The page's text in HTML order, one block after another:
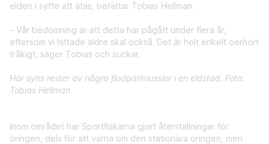
elden i syfte att ätas, berättar Tobias Hellman.
– Vår bedömning är att detta har pågått under flera år,
eftersom vi hittade äldre skal också. Det är helt enkelt oerhört
tråkigt, säger Tobias och suckar.
Här syns rester av några flodpärlmusslor i en eldstad. Foto:
Tobias Hellman
Inom området har Sportfiskarna gjort återställningar för
öringen, dels för att värna om den stationära öringen, men